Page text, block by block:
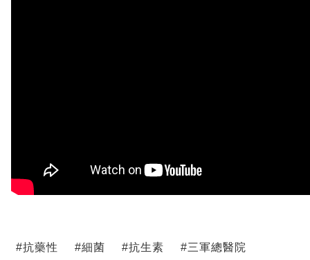
#抗藥性 #細菌 #抗生素 #三軍總醫院